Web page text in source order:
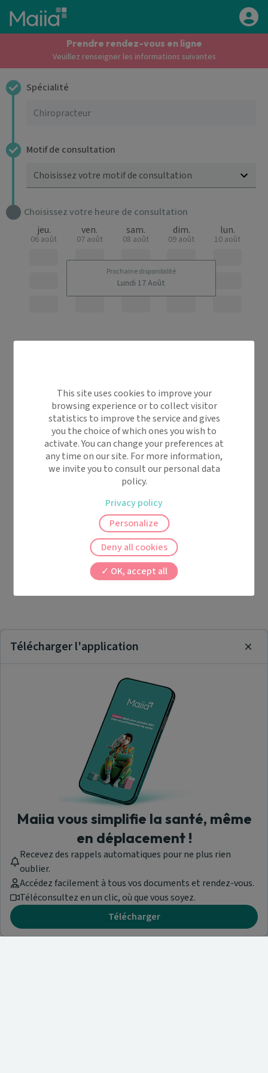
Aller au contenu principal
Prendre rendez-vous en ligne
Veuillez renseigner les informations suivantes
Spécialité
Motif de consultation
Choisissez votre motif de consultation
Choisissez votre heure de consultation
Prochaine disponibilité
Lundi 17 Août
jeu.
06 août
ven.
07 août
sam.
08 août
dim.
09 août
lun.
10 août
Télécharger l'application
Maiia vous simplifie la santé, même
en déplacement !
Recevez des rappels automatiques pour ne plus rien
oublier.
Accédez facilement à tous vos documents et rendez-vous.
Téléconsultez en un clic, où que vous soyez.
Télécharger
This site uses cookies to improve your
browsing experience or to collect visitor
statistics to improve the service and gives
you the choice of which ones you wish to
activate. You can change your preferences at
any time on our site. For more information,
we invite you to consult our personal data
policy.
OK, accept all
Deny all cookies
Personalize
Privacy policy